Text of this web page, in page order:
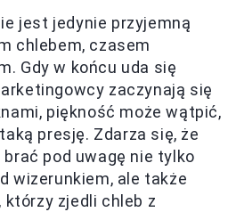
jest jedynie przyjemną
chlebem, czasem
Gdy w końcu uda się
zaczynają się
piękność może wątpić,
presję. Zdarza się, że
pod uwagę nie tylko
wizerunkiem, ale także
zjedli chleb z